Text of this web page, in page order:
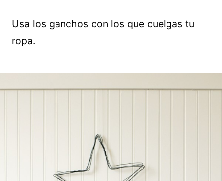
Usa los ganchos con los que cuelgas tu
ropa.